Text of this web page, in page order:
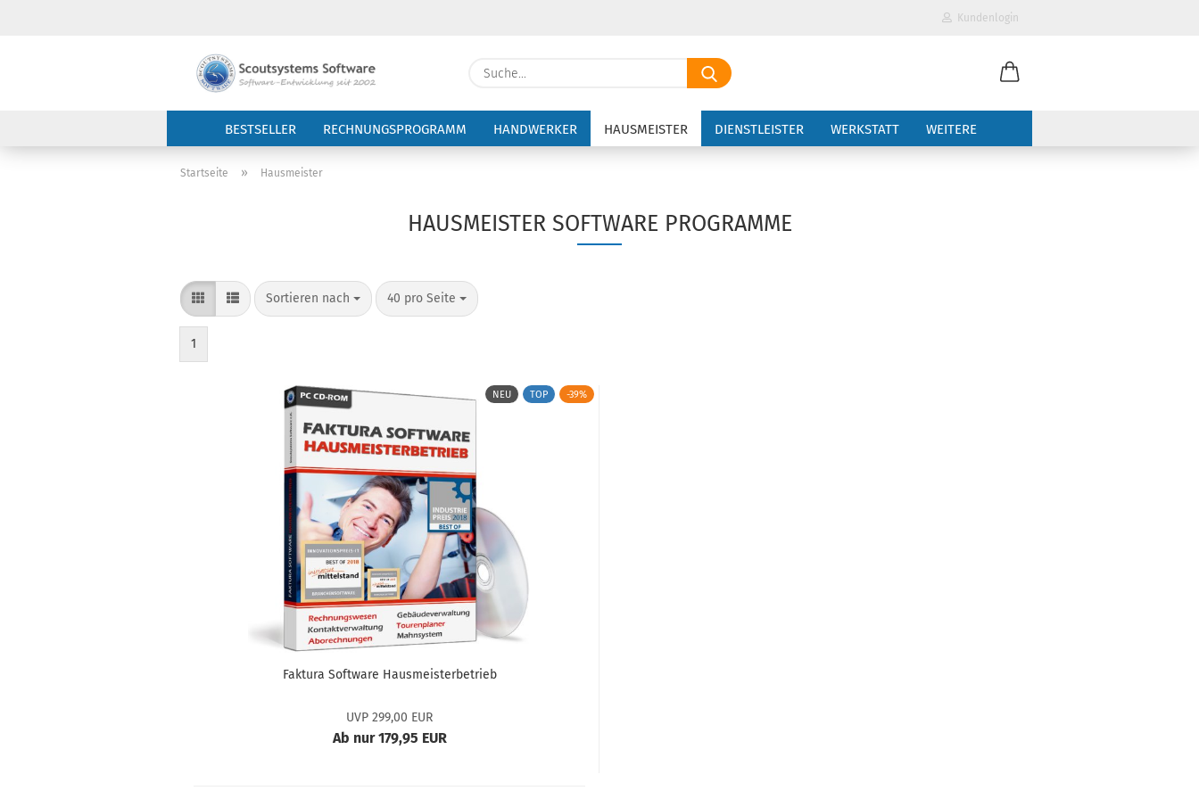
Kundenlogin
Suche...
BESTSELLER RECHNUNGSPROGRAMM HANDWERKER HAUSMEISTER DIENSTLEISTER WERKSTATT WEITERE
Startseite » Hausmeister
HAUSMEISTER SOFTWARE PROGRAMME
Sortieren nach
Sortieren nach 40 pro Seite
pro Seite
1
NEU TOP -39%
Faktura Software Hausmeisterbetrieb
UVP 299,00 EUR
Ab nur 179,95 EUR